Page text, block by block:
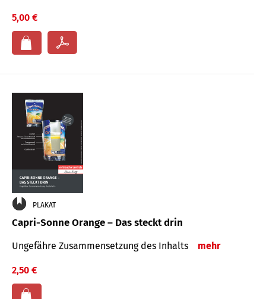
5,00 €
PLAKAT
Capri-Sonne Orange – Das steckt drin
Ungefähre Zu­sammen­setzung des Inhalts mehr
2,50 €